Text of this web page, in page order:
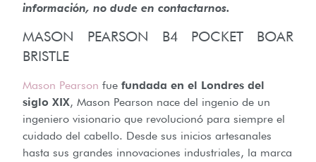
información, no dude en contactarnos.
MASON PEARSON B4 POCKET BOAR
BRISTLE
Mason Pearson fue fundada en el Londres del
siglo XIX, Mason Pearson nace del ingenio de un
ingeniero visionario que revolucionó para siempre el
cuidado del cabello. Desde sus inicios artesanales
hasta sus grandes innovaciones industriales, la marca